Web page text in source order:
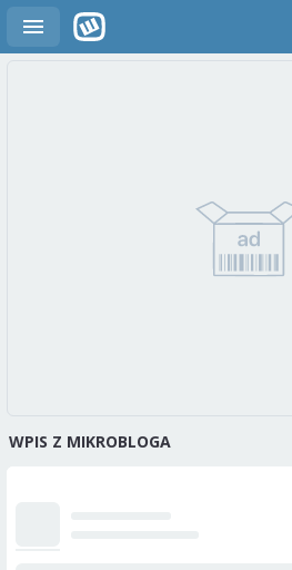
WPIS Z MIKROBLOGA